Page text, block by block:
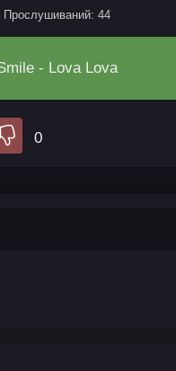
Прослушиваний: 44
- Lova Lova
0